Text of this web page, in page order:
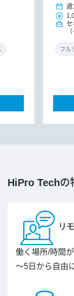
週
セ
ン
フル
HiPro Techの
リ
働く場所/時間
～5日から自由